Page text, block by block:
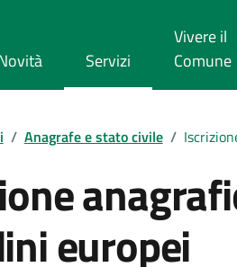
Servizi
Vivere il
Comune
/ Anagrafe e stato civile /
europei